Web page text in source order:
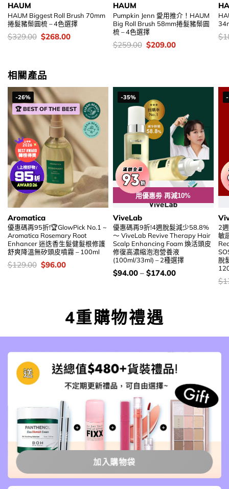
加入購物袋
HAUM
HAUM Biggest Roll Brush 70mm
捲髮豬鬃圓梳 – 4色選擇
價
錢：
$329.00 Original
price
$268.00Current
HAUM
Pumpkin Jenn 愛用推介！HAUM
Big Roll Brush 58mm捲髮豬鬃圓
梳 – 4色選擇
價
錢：
$259.00 Original
price
$209.00Current
價
錢
$
相關產品
-26%
🏆 BEST OF THE BEST
Aromatica
優惠碼再95折!🏆GlowPick No.1 ~
Aromatica Rosemary Root
Enhancer 迷迭香生髮健髮根修護
舒爽降溫無矽頭皮噴霧 – 100ml
價
$129.00 Original
$96.00Current
-35%
用優惠劵 再減10%
ViveLab
優惠碼再9折!4週脫髮減少58.8%
～ ViveLab Revive Therapy Hair
Scalp Enhancing Foam 煥活頭皮
修復高濃縮泡泡營養液
(100ml/33ml) – 2種選擇
價
$94.00– $174.00
2
敏
脫
價
$
4重購物禮遇